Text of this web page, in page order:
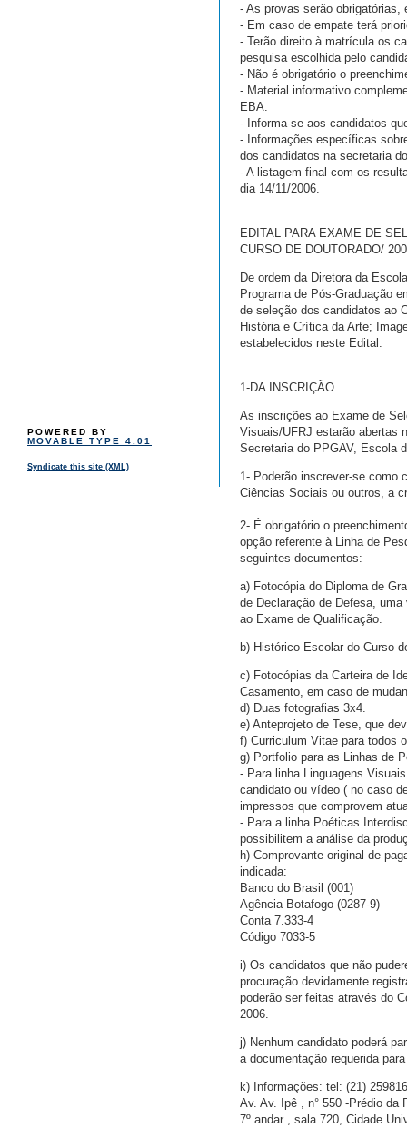
POWERED BY
MOVABLE TYPE 4.01
Syndicate this site (XML)
- As provas serão
- Em caso de empate terá
- Terão direito à matrícula os
pesquisa escolhida pelo
- Não é obrigatório o
- Material informativo
EBA.
- Informa-se aos candidatos
- Informações específicas
dos candidatos na secretaria
- A listagem final com os
dia 14/11/2006.
EDITAL PARA EXAME DE
CURSO DE DOUTORADO/
De ordem da Diretora da
Programa de Pós-Graduação
de seleção dos candidatos ao
História e Crítica da Arte;
estabelecidos neste Edital.
1-DA INSCRIÇÃO
As inscrições ao Exame de
Visuais/UFRJ estarão abertas
Secretaria do PPGAV, Escola
1- Poderão inscrever-se como
Ciências Sociais ou outros, a
2- É obrigatório o
opção referente à Linha de
seguintes documentos:
a) Fotocópia do Diploma de
de Declaração de Defesa,
ao Exame de Qualificação.
b) Histórico Escolar do Curso
c) Fotocópias da Carteira de
Casamento, em caso de
d) Duas fotografias 3x4.
e) Anteprojeto de Tese, que
f) Curriculum Vitae para todos
g) Portfolio para as Linhas de
- Para linha Linguagens
candidato ou vídeo ( no caso
impressos que comprovem
- Para a linha Poéticas
possibilitem a análise da
h) Comprovante original de
indicada:
Banco do Brasil (001)
Agência Botafogo (0287-9)
Conta 7.333-4
Código 7033-5
i) Os candidatos que não
procuração devidamente
poderão ser feitas através do
2006.
j) Nenhum candidato poderá
a documentação requerida
k) Informações: tel: (21)
Av. Av. Ipê , n° 550 -Prédio da
7º andar , sala 720, Cidade